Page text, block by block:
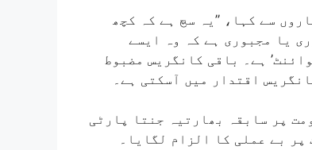
سے کہا، ’’یہ سچ ہے کہ کچھ
یا مجبوری ہے کہ وہ ایسے
ہے۔ باقی کانگریس مضبوط
اقتدار میں آسکتی ہے۔
پر سابقہ ​​بھارتیہ جنتا پارٹی
پر بے عملی کا الزام لگایا۔